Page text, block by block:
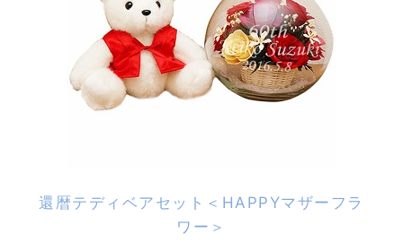
還暦テディベアセット＜HAPPYマザーフラ
ワー ＞